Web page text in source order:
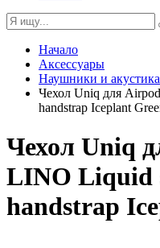
Начало
Аксессуары
Наушники и акустика
Чехол Uniq для
handstrap Iceplant
Чехол Uniq
LINO Liquid
handstrap